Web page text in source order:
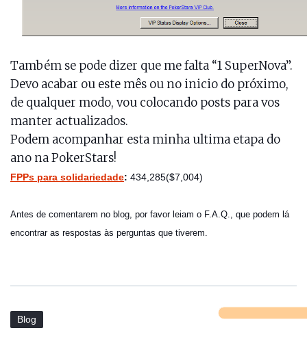
Também se pode dizer que me falta “1 SuperNova”.
Devo acabar ou este mês ou no inicio do próximo,
de qualquer modo, vou colocando posts para vos
manter actualizados.
Podem acompanhar esta minha ultima etapa do
ano na PokerStars!
FPPs para solidariedade: 434,285($7,004)
Antes de comentarem no blog, por favor leiam o F.A.Q., que podem lá
encontrar as respostas às perguntas que tiverem.
Blog